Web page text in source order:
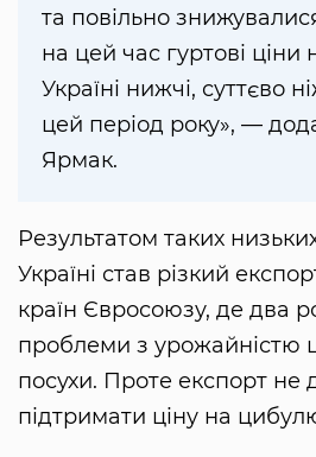
та повільно
на цей час гуртові
Україні нижчі, суттєво
цей період року», —
Ярмак.
Результатом таких
Україні став різкий
країн Євросоюзу, де два
проблеми з урожайністю
посухи. Проте експорт не
підтримати ціну на